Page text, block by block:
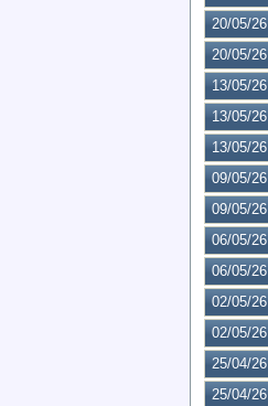
20/05/26
20/05/26
13/05/26
13/05/26
13/05/26
09/05/26
09/05/26
06/05/26
06/05/26
02/05/26
02/05/26
25/04/26
25/04/26